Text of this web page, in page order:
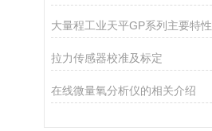
大量程工业天平GP系列主要特性
拉力传感器校准及标定
在线微量氧分析仪的相关介绍